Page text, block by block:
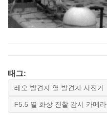
태그:
레오 발견자 열 발견자 사진기
F5.5 열 화상 진찰 감시 카메라